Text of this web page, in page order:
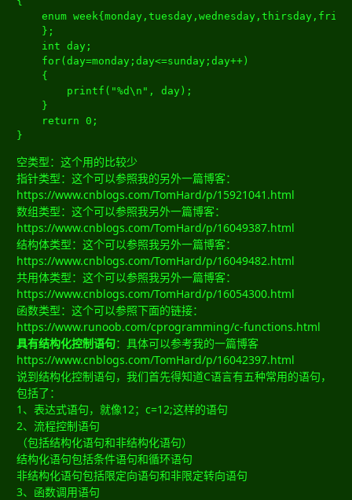
enum week{monday ,tuesday ,wednesday ,thirsday ,
};
int day ;
for(day=monday ;day<=sunday ;day++)
{
		printf
( "%d\n" , day );
}
return
0 ;
}
空类型：这个用的比较少
指针类型：这个可以参照我的另外一篇博客：
https://www.cnblogs.com/TomHard/p/15921041.html
数组类型：这个可以参照我另外一篇博客：
https://www.cnblogs.com/TomHard/p/16049387.html
结构体类型：这个可以参照我另外一篇博客：
https://www.cnblogs.com/TomHard/p/16049482.html
共用体类型：这个可以参照我另外一篇博客：
https://www.cnblogs.com/TomHard/p/16054300.html
函数类型：这个可以参照下面的链接：
https://www.runoob.com/cprogramming/c-functions.html
具有结构化控制语句：具体可以参考我的一篇博客
https://www.cnblogs.com/TomHard/p/16042397.html
说到结构化控制语句，我们首先得知道C语言有五种常用的语句，
包括了：
1、表达式语句，就像12；c=12;这样的语句
2、流程控制语句
（包括结构化语句和非结构化语句）
结构化语句包括条件语句和循环语句
非结构化语句包括限定向语句和非限定转向语句
3、函数调用语句